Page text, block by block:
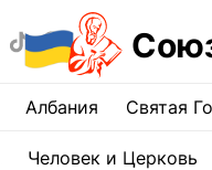
Албания Святая
Человек и Церковь